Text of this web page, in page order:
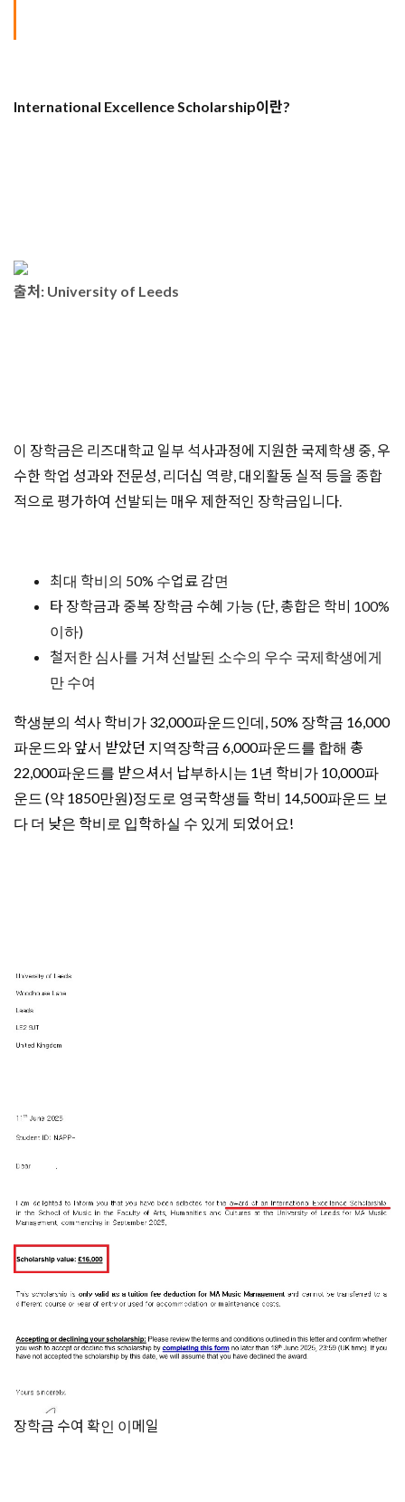
International Excellence Scholarship이란?
출처: University of Leeds
​이 장학금은 리즈대학교 일부 석사과정에 지원한 국제학생 중, 우
수한 학업 성과와 전문성, 리더십 역량, 대외활동 실적 등을 종합
적으로 평가하여 선발되는 매우 제한적인 장학금입니다.​
최대 학비의 50% 수업료 감면
타 장학금과 중복 장학금 수혜 가능 (단, 총합은 학비 100%
이하)
철저한 심사를 거쳐 선발된 소수의 우수 국제학생에게
만 수여
학생분의 석사 학비가 32,000파운드인데, 50% 장학금 16,000
파운드와 앞서 받았던 지역장학금 6,000파운드를 합해 총
22,000파운드를 받으셔서 납부하시는 1년 학비가 10,000파
운드 (약 1850만원)정도로 영국학생들 학비 14,500파운드 보
다 더 낮은 학비로 입학하실 수 있게 되었어요!
장학금 수여 확인 이메일